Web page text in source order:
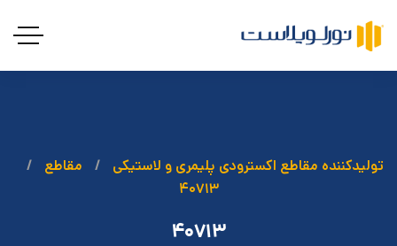
تولیدکننده مقاطع اکسترودی پلیمری و لاستیکی
مقاطع
۴۰۷۱۳
۴۰۷۱۳